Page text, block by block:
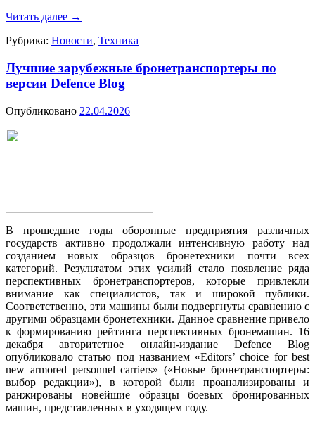
Читать далее →
Рубрика: Новости, Техника
Лучшие зарубежные бронетранспортеры по
версии Defence Blog
Опубликовано 22.04.2026
В прошедшие годы оборонные предприятия различных
государств активно продолжали интенсивную работу над
созданием новых образцов бронетехники почти всех
категорий. Результатом этих усилий стало появление ряда
перспективных бронетранспортеров, которые привлекли
внимание как специалистов, так и широкой публики.
Соответственно, эти машины были подвергнуты сравнению с
другими образцами бронетехники. Данное сравнение привело
к формированию рейтинга перспективных бронемашин. 16
декабря авторитетное онлайн-издание Defence Blog
опубликовало статью под названием «Editors’ choice for best
new armored personnel carriers» («Новые бронетранспортеры:
выбор редакции»), в которой были проанализированы и
ранжированы новейшие образцы боевых бронированных
машин, представленных в уходящем году.